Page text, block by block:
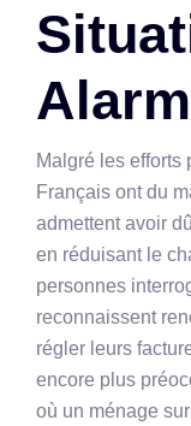
Malgré les efforts
Français ont du
admettent avoir
en réduisant le
personnes
reconnaissent
régler leurs
encore plus
où un ménage